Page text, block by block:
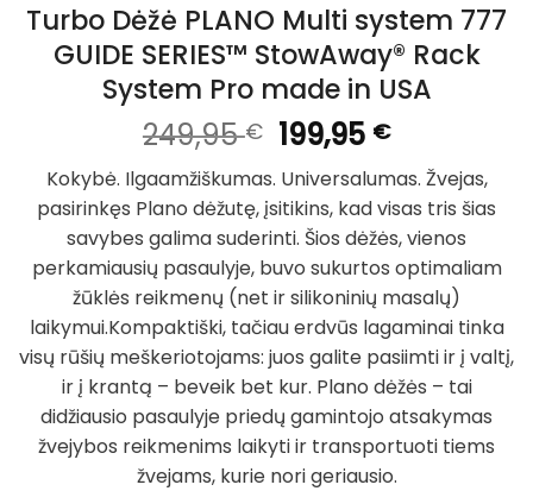
Turbo Dėžė PLANO Multi system 777
GUIDE SERIES™ StowAway® Rack
System Pro made in USA
249,95€ Original
price
was:
249,95 €.
199,95 €Current
price
is:
199,95 €.
Kokybė. Ilgaamžiškumas. Universalumas. Žvejas,
pasirinkęs Plano dėžutę, įsitikins, kad visas tris šias
savybes galima suderinti. Šios dėžės, vienos
perkamiausių pasaulyje, buvo sukurtos optimaliam
žūklės reikmenų (net ir silikoninių masalų)
laikymui.Kompaktiški, tačiau erdvūs lagaminai tinka
visų rūšių meškeriotojams: juos galite pasiimti ir į valtį,
ir į krantą – beveik bet kur. Plano dėžės – tai
didžiausio pasaulyje priedų gamintojo atsakymas
žvejybos reikmenims laikyti ir transportuoti tiems
žvejams, kurie nori geriausio.